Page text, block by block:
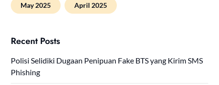
May 2025 April 2025
Recent Posts
Polisi Selidiki Dugaan Penipuan Fake BTS yang Kirim SMS
Phishing